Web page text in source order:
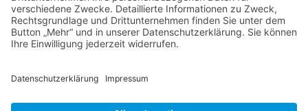
Impressum
Datenschutzerklärung
Instagram
Kindergarten Schwabenheimer Hof e.V.
Ortsstraße 10